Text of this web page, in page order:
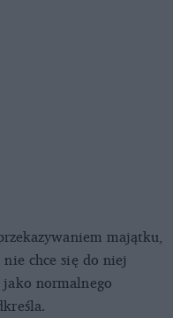
majątku,
chce się do niej
normalnego